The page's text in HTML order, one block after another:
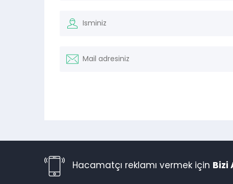
Hacamatçı reklamı vermek için Bizi